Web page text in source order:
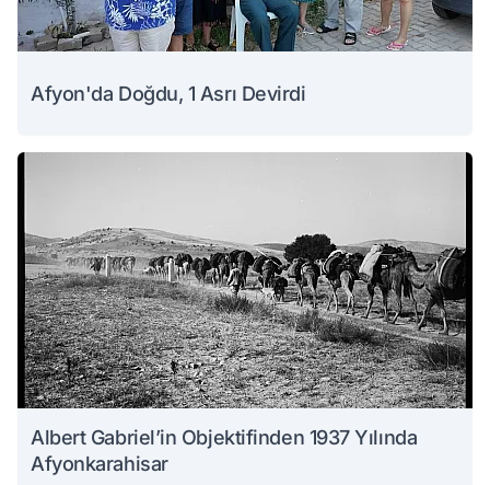
Afyon'da Doğdu, 1 Asrı Devirdi
Albert Gabriel’in Objektifinden 1937 Yılında
Afyonkarahisar